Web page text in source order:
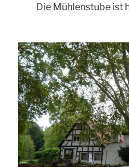
Die Mühlenstube ist